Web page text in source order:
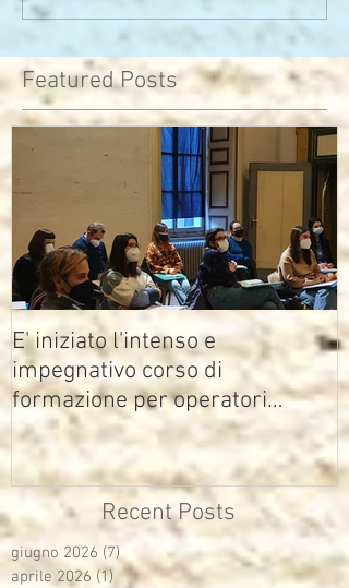
che di pensieri
Featured Posts
E' iniziato l'intenso e
impegnativo corso di
formazione per operatori
multimediali Avisco
Recent Posts
giugno 2026 (7)7 post
aprile 2026 (1) 1 post